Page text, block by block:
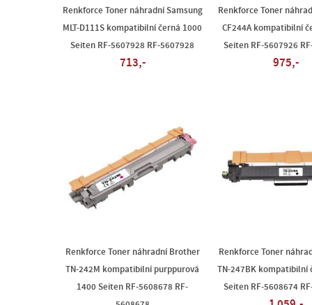
Renkforce Toner náhradní Samsung
MLT-D111S kompatibilní černá 1000
Seiten RF-5607928 RF-5607928
713,-
Renkforce Toner
CF244A kompatibilní
Seiten RF-5607926
975,-
Renkforce Toner náhradní Brother
TN-242M kompatibilní purppurová
1400 Seiten RF-5608678 RF-
Renkforce Toner
TN-247BK kompatibilní
Seiten RF-5608674